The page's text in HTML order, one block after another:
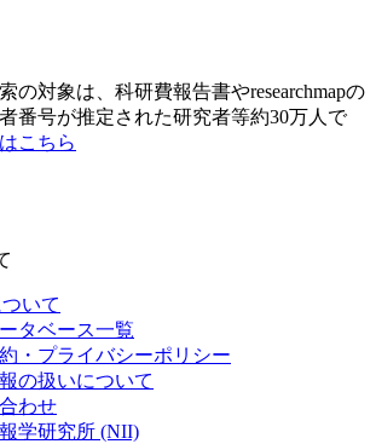
の対象は、科研費報告書やresearchmapの
番号が推定された研究者等約30万人で
こちら
いて
タベース一覧
・プライバシーポリシー
の扱いについて
わせ
学研究所 (NII)